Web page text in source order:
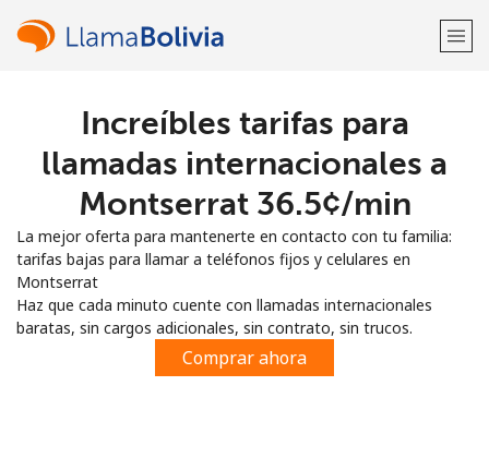
¡Bienvenido!
Regístrate con
o
Increíbles tarifas para
llamadas internacionales a
Montserrat ⁦36.5¢⁩/min
La mejor oferta para mantenerte en contacto con tu familia:
tarifas bajas para llamar a teléfonos fijos y celulares en
Montserrat
Haz que cada minuto cuente con llamadas internacionales
baratas, sin cargos adicionales, sin contrato, sin trucos.
Comprar ahora